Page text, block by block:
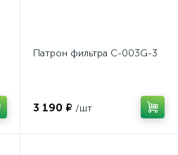
Патрон фильтра C-003G-3
3 190 ₽ /шт